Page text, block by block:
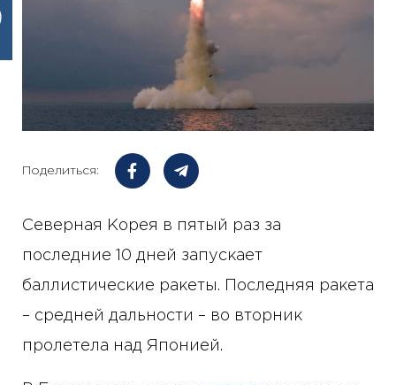
Поделиться:
Северная Корея в пятый раз за
последние 10 дней запускает
баллистические ракеты. Последняя ракета
– средней дальности – во вторник
пролетела над Японией.